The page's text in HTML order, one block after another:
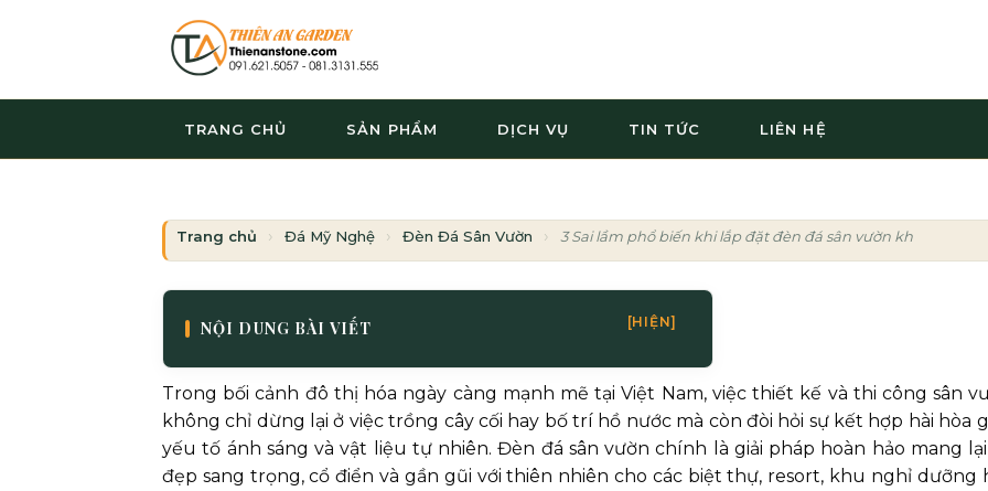
dung
TRANG CHỦ SẢN PHẨM DỊCH VỤ TIN TỨC LIÊN HỆ
Trang chủ Đá Mỹ Nghệ Đèn Đá Sân Vườn 3 Sai lầm phổ biến khi lắp đặt đèn đá sân vườn khiến công
NỘI DUNG BÀI VIẾT [HIỆN]
Trong bối cảnh đô thị hóa ngày càng mạnh mẽ tại Việt Nam, việc thiết kế và thi công sân
không chỉ dừng lại ở việc trồng cây cối hay bố trí hồ nước mà còn đòi hỏi sự kết hợp hài hòa
yếu tố ánh sáng và vật liệu tự nhiên. Đèn đá sân vườn chính là giải pháp hoàn hảo mang
đẹp sang trọng, cổ điển và gần gũi với thiên nhiên cho các biệt thự, resort, khu nghỉ dưỡng